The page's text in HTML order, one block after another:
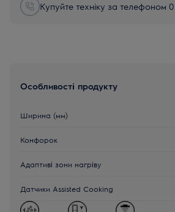
Купуйте техніку за телефоном
Особливості продукту
Ширина (мм)
Конфорок
Адаптиві зони нагріву
Датчики Assisted Cooking